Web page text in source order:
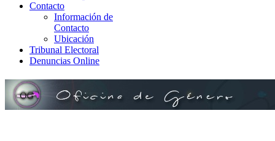
Contacto
Información de
Contacto
Ubicación
Tribunal Electoral
Denuncias Online